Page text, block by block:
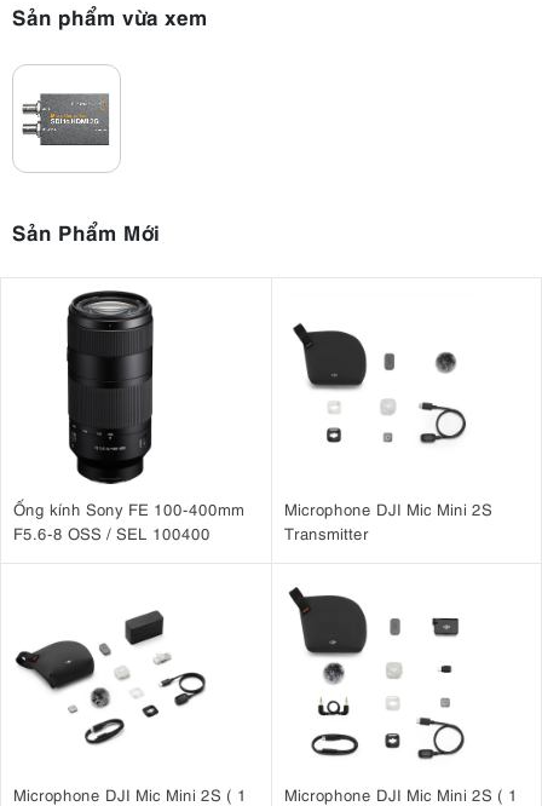
Sản phẩm vừa xem
Sản Phẩm Mới
Ống kính Sony FE 100-400mm
F5.6-8 OSS / SEL 100400
Microphone DJI Mic Mini 2S
Transmitter
Microphone DJI Mic Mini 2S ( 1
Microphone DJI Mic Mini 2S ( 1